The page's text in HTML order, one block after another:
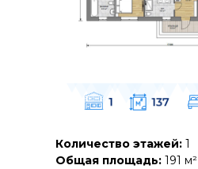
Количество этажей: 1
Общая площадь: 191 м²